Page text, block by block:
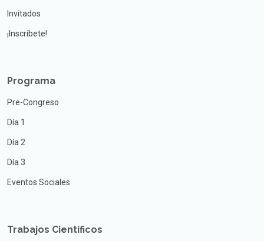
Invitados
¡Inscríbete!
Programa
Pre-Congreso
Día 1
Día 2
Día 3
Eventos Sociales
Trabajos Científicos